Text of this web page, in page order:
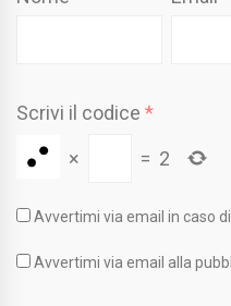
Scrivi il codice *
×
= 2
Avvertimi via email in caso
Avvertimi via email alla